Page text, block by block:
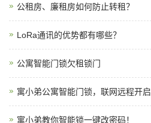
公租房、廉租房如何防止转租？
LoRa通讯的优势都有哪些？
公寓智能门锁欠租锁门
寓小弟公寓智能门锁，联网远程开启
寓小弟教你智能锁一键改密码！